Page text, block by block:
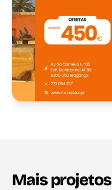
Mais projetos